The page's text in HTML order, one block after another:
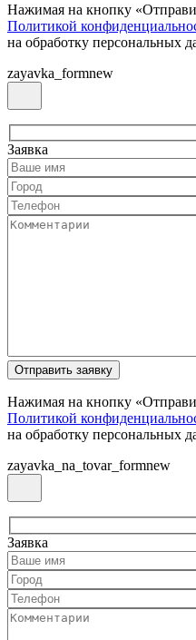
Нажимая на кнопку
Политикой
на обработку персональных
zayavka_formnew
Заявка
Нажимая на кнопку
Политикой
на обработку персональных
zayavka_na_tovar_formnew
Заявка